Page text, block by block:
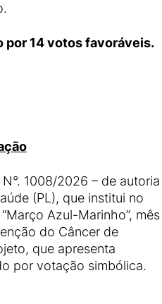
por 14 votos favoráveis.
1008/2026 – de autoria
(PL), que institui no
Azul-Marinho”, mês
do Câncer de
que apresenta
por votação simbólica.